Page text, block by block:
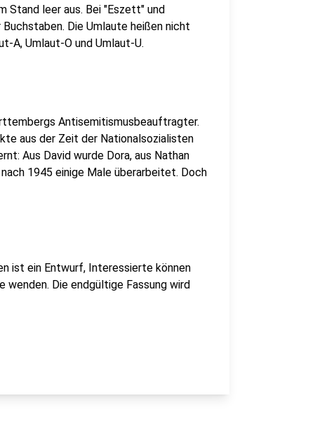
Stand leer aus. Bei "Eszett" und
Die Umlaute heißen nicht
A, Umlaut-O und Umlaut-U.
Antisemitismusbeauftragter.
aus der Zeit der Nationalsozialisten
Aus David wurde Dora, aus Nathan
1945 einige Male überarbeitet. Doch
ist ein Entwurf, Interessierte können
wenden. Die endgültige Fassung wird